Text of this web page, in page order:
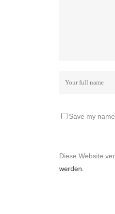
Save my
Diese Website
werden.